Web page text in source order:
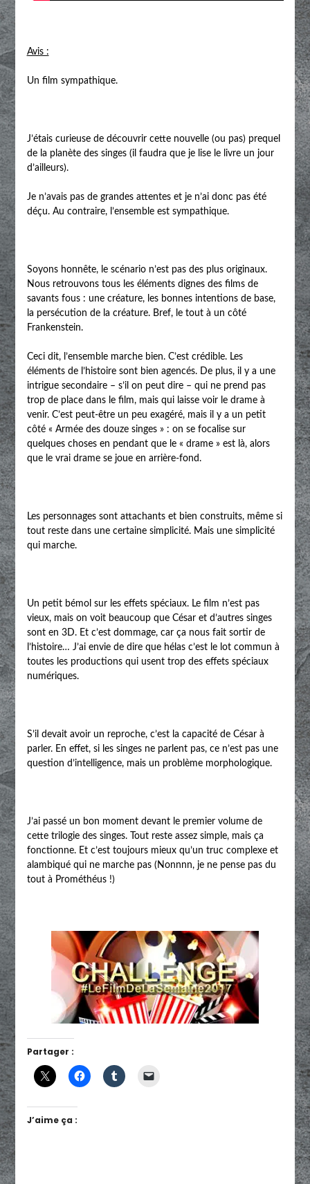
Avis :
Un film sympathique.
J’étais curieuse de découvrir cette nouvelle (ou pas) prequel
de la planète des singes (il faudra que je lise le livre un jour
d’ailleurs).
Je n’avais pas de grandes attentes et je n’ai donc pas été
déçu. Au contraire, l’ensemble est sympathique.
Soyons honnête, le scénario n’est pas des plus originaux.
Nous retrouvons tous les éléments dignes des films de
savants fous : une créature, les bonnes intentions de base,
la persécution de la créature. Bref, le tout à un côté
Frankenstein.
Ceci dit, l’ensemble marche bien. C’est crédible. Les
éléments de l’histoire sont bien agencés. De plus, il y a une
intrigue secondaire – s’il on peut dire – qui ne prend pas
trop de place dans le film, mais qui laisse voir le drame à
venir. C’est peut-être un peu exagéré, mais il y a un petit
côté « Armée des douze singes » : on se focalise sur
quelques choses en pendant que le « drame » est là, alors
que le vrai drame se joue en arrière-fond.
Les personnages sont attachants et bien construits, même si
tout reste dans une certaine simplicité. Mais une simplicité
qui marche.
Un petit bémol sur les effets spéciaux. Le film n’est pas
vieux, mais on voit beaucoup que César et d’autres singes
sont en 3D. Et c’est dommage, car ça nous fait sortir de
l’histoire… J’ai envie de dire que hélas c’est le lot commun à
toutes les productions qui usent trop des effets spéciaux
numériques.
S’il devait avoir un reproche, c’est la capacité de César à
parler. En effet, si les singes ne parlent pas, ce n’est pas une
question d’intelligence, mais un problème morphologique.
J’ai passé un bon moment devant le premier volume de
cette trilogie des singes. Tout reste assez simple, mais ça
fonctionne. Et c’est toujours mieux qu’un truc complexe et
alambiqué qui ne marche pas (Nonnnn, je ne pense pas du
tout à Prométhéus !)
Partager :
J’aime ça :